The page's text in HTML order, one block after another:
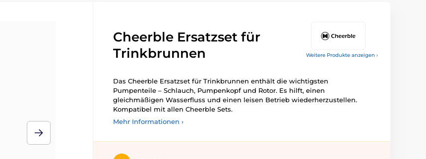
Weitere Produkte anzeigen ›
Cheerble Ersatzset für
Trinkbrunnen
Das Cheerble Ersatzset für Trinkbrunnen enthält die wichtigsten
Pumpenteile – Schlauch, Pumpenkopf und Rotor. Es hilft, einen
gleichmäßigen Wasserfluss und einen leisen Betrieb wiederherzustellen.
Kompatibel mit allen Cheerble Sets.
Mehr Informationen ›